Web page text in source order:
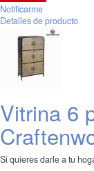
Notificarme
Detalles de producto
Vitrina 6
Si quieres darle a tu